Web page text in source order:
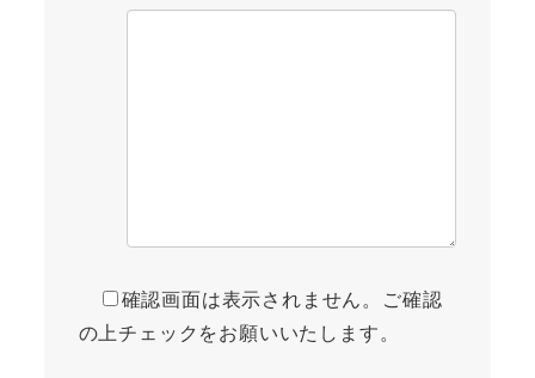
確認画面は表示されません。ご確認
の上チェックをお願いいたします。